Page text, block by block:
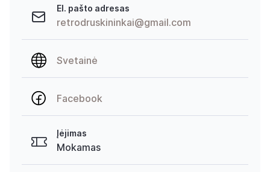
El. pašto adresas
retrodruskininkai@gmail.com
Svetainė
Facebook
Įėjimas
Mokamas